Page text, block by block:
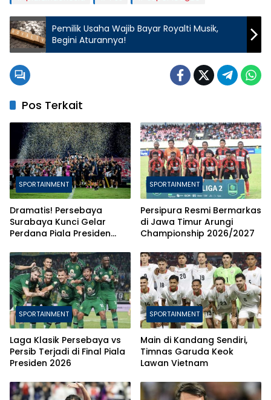
Pemilik Usaha Wajib Bayar Royalti Musik,
Begini Aturannya!
Pos Terkait
SPORTAINMENT
Dramatis! Persebaya
Surabaya Kunci Gelar
Perdana Piala Presiden
via Adu Penalti
SPORTAINMENT
Persipura Resmi Bermarkas
di Jawa Timur Arungi
Championship 2026/2027
SPORTAINMENT
Laga Klasik Persebaya vs
Persib Terjadi di Final Piala
Presiden 2026
SPORTAINMENT
Main di Kandang Sendiri,
Timnas Garuda Keok
Lawan Vietnam